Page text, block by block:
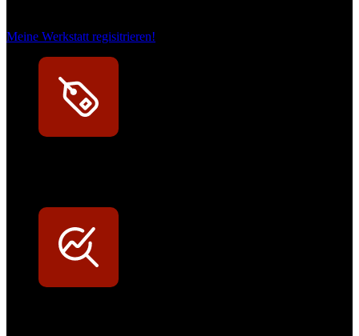
Meine Werkstatt regisitrieren!